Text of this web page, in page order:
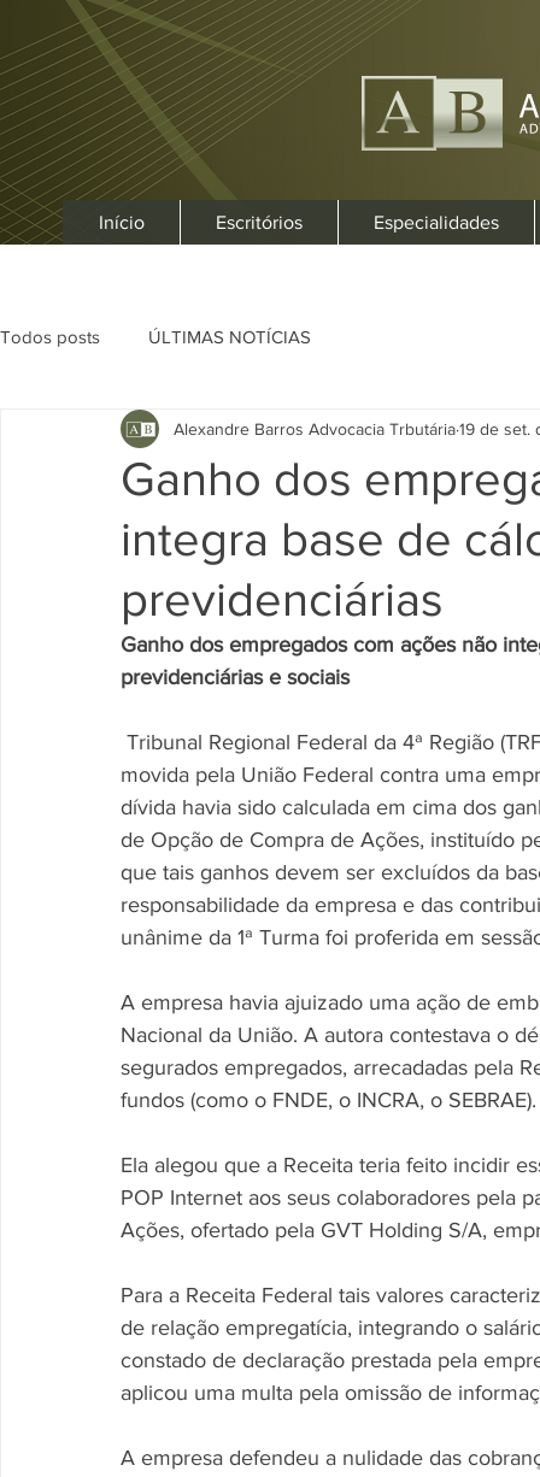
Início Escritórios Especialidades
Todos posts ÚLTIMAS NOTÍCIAS
Ganho dos
integra base de
previdenciárias
Alexandre Barros Advocacia Trbutária19 de set.
Ganho dos empregados com ações não
previdenciárias e sociais
movida pela União Federal contra uma
dívida havia sido calculada em cima dos
de Opção de Compra de Ações, instituído
que tais ganhos devem ser excluídos da
responsabilidade da empresa e das
unânime da 1ª Turma foi proferida em
A empresa havia ajuizado uma ação de
Nacional da União. A autora contestava o
segurados empregados, arrecadadas pela
fundos (como o FNDE, o INCRA, o SEBRAE).
Ela alegou que a Receita teria feito incidir
POP Internet aos seus colaboradores pela
Ações, ofertado pela GVT Holding S/A,
Para a Receita Federal tais valores
de relação empregatícia, integrando o
constado de declaração prestada pela
aplicou uma multa pela omissão de
A empresa defendeu a nulidade das